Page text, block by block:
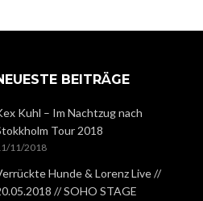
BEITRÄGE
Kuhl – Im Nachtzug nach
Tour 2018
11/2018
Hunde & Lorenz Live //
// SOHO STAGE